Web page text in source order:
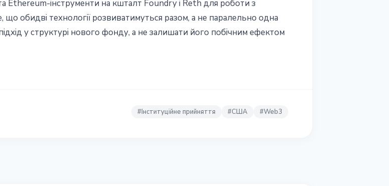
Ethereum-інструменти на кшталт Foundry і Reth для роботи з
що обидві технології розвиватимуться разом, а не паралельно одна
у структурі нового фонду, а не залишати його побічним ефектом
#Інституційне прийняття #США #Web3